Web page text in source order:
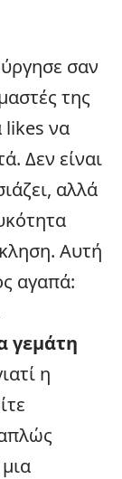
σαν
της
likes να
Δεν είναι
αλλά
Αυτή
αγαπά:
γεμάτη
η